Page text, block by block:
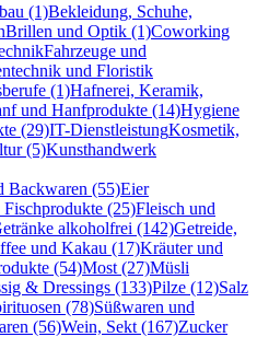
(1)Bekleidung, Schuhe,
Brillen und Optik (1)Coworking
Fahrzeuge und
und Floristik
(1)Hafnerei, Keramik,
und Hanfprodukte (14)Hygiene
(29)IT-DienstleistungKosmetik,
(5)Kunsthandwerk
Backwaren (55)Eier
Fischprodukte (25)Fleisch und
alkoholfrei (142)Getreide,
und Kakau (17)Kräuter und
(54)Most (27)Müsli
& Dressings (133)Pilze (12)Salz
(78)Süßwaren und
(56)Wein, Sekt (167)Zucker